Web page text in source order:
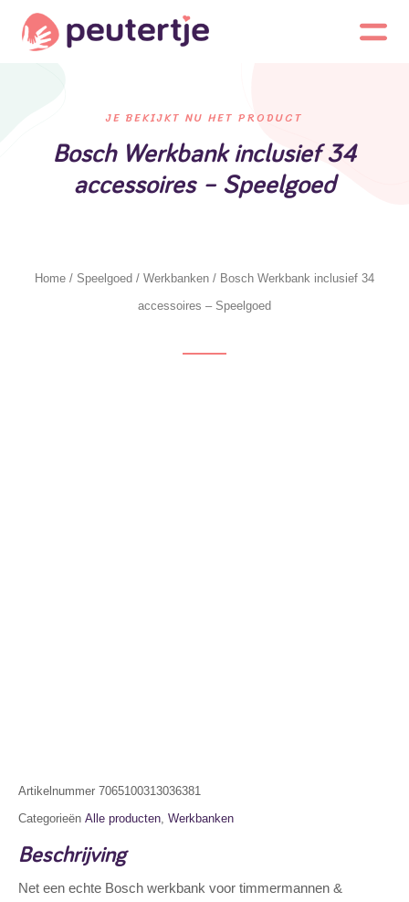
JE BEKIJKT NU HET PRODUCT
Bosch Werkbank inclusief 34
accessoires – Speelgoed
Home / Speelgoed / Werkbanken / Bosch Werkbank inclusief 34
accessoires – Speelgoed
Artikelnummer 7065100313036381
Categorieën Alle producten, Werkbanken
Beschrijving
Net een echte Bosch werkbank voor timmermannen &